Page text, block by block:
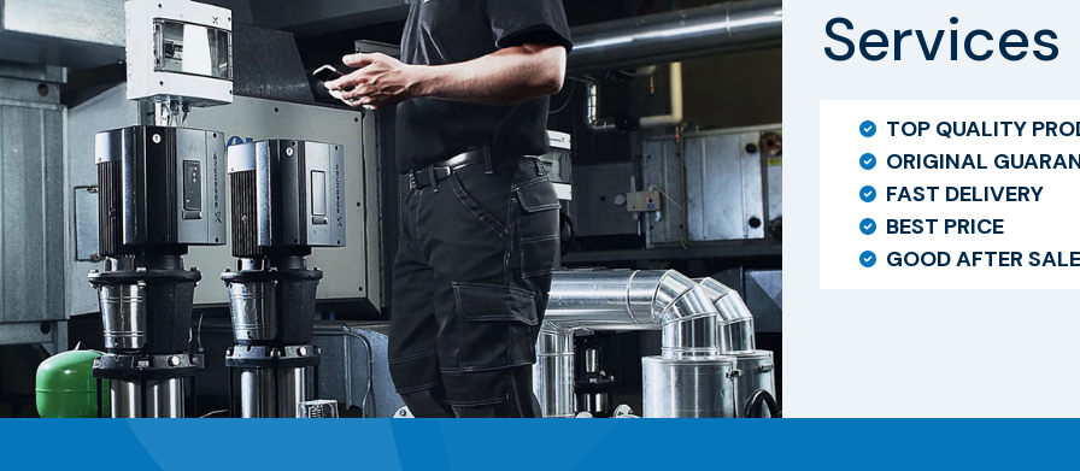
Services
TOP QUALITY
ORIGINAL
FAST DELIVERY
BEST PRICE
GOOD AFTER